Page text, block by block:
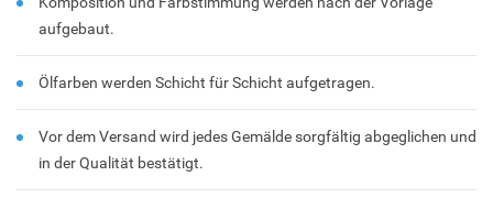
aufgebaut.
Ölfarben werden Schicht für Schicht aufgetragen.
Vor dem Versand wird jedes Gemälde sorgfältig abgeglichen und
in der Qualität bestätigt.